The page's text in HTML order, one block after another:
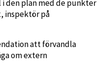
den plan med de punkter
inspektör på
att förvandla
om extern